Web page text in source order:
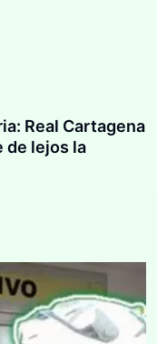
Real Cartagena
de lejos la